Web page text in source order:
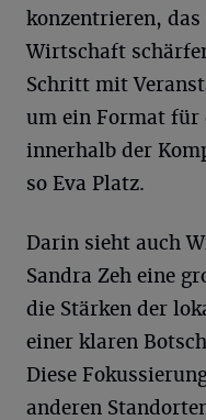
konzentrieren,
Wirtschaft
Schritt mit
um ein Format für
innerhalb der
so Eva Platz.
Darin sieht auch
Sandra Zeh eine
die Stärken der
einer klaren
Diese
anderen